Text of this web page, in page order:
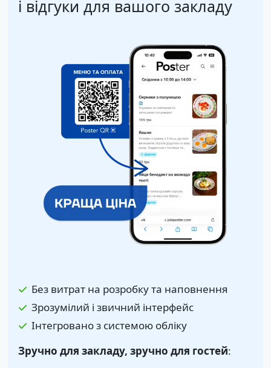
і відгуки для вашого закладу
Без витрат на розробку та наповнення
Зрозумілий і звичний інтерфейс
Інтегровано з системою обліку
Зручно для закладу, зручно для гостей: